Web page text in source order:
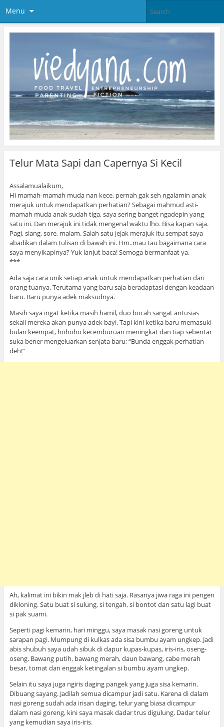
Menu
Telur Mata Sapi dan Capernya Si Kecil
Assalamualaikum,
Hi mamah-mamah muda nan kece, pernah gak seh ngalamin anak
merajuk untuk mendapatkan perhatian? Sebagai mahmud asti-
mamah muda anak sudah tiga, saya sering banget ngadepin yang
satu ini. Dan merajuk ini tidak mengenal waktu lho. Bisa kapan saja.
Pagi, siang, sore, malam. Salah satu jejak merajuk itu sempat saya
abadikan dalam tulisan di bawah ini. Hm..mau tau bagaimana cara
saya menyikapinya? Yuk lanjut baca! Semoga bermanfaat ya.
***
Ada saja cara unik setiap anak untuk mendapatkan perhatian dari
orang tuanya. Terutama yang baru saja beradaptasi dengan keadaan
baru. Baru punya adek maksudnya.
Masih saya ingat ketika masih hamil, duo bocah sangat antusias
sekali mereka akan punya adek bayi. Tapi kini ketika baru memasuki
bulan keempat, hohoho kecemburuan meningkat dan tiap sebentar
suka bener mengeluarkan senjata baru; “Bunda enggak perhatian
deh!”
Ah, kalimat ini bikin mak jleb di hati saja. Rasanya jiwa raga ini pengen
dikloning. Satu buat si sulung, si tengah, si bontot dan satu lagi buat
si pak suami.
Seperti pagi kemarin, hari minggu, saya masak nasi goreng untuk
sarapan pagi. Mumpung di kulkas ada sisa bumbu ayam ungkep. Jadi
abis shubuh saya udah sibuk di dapur kupas-kupas, iris-iris, oseng-
oseng. Bawang putih, bawang merah, daun bawang, cabe merah
besar, tomat dan enggak ketingalan si bumbu ayam ungkep.
Selain itu saya juga ngiris daging pangek yang juga sisa kemarin.
Dibuang sayang. Jadilah semua dicampur jadi satu. Karena di dalam
nasi goreng sudah ada irisan daging, telur yang biasa dicampur
dalam nasi goreng, kini saya masak dadar trus digulung. Dadar telur
yang kemudian saya iris-iris.